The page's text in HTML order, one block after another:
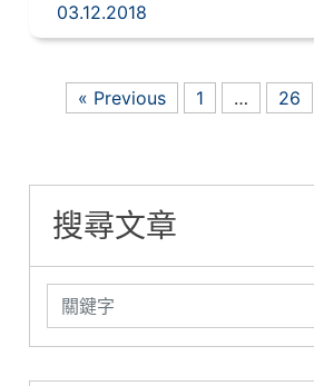
03.12.2018
« Previous 1 … 26
搜尋文章